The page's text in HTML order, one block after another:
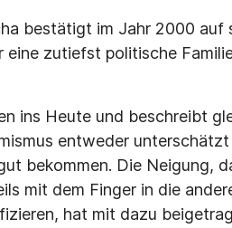
bestätigt im Jahr 2000 auf
eine zutiefst politische
ins Heute und beschreibt
entweder
bekommen. Die Neigung,
mit dem Finger in die
hat mit dazu